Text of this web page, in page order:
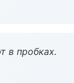
в пробках.